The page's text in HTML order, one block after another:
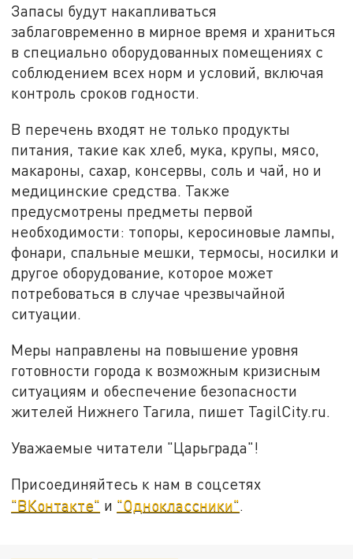
Запасы будут накапливаться
заблаговременно в мирное время и храниться
в специально оборудованных помещениях с
соблюдением всех норм и условий, включая
контроль сроков годности.
В перечень входят не только продукты
питания, такие как хлеб, мука, крупы, мясо,
макароны, сахар, консервы, соль и чай, но и
медицинские средства. Также
предусмотрены предметы первой
необходимости: топоры, керосиновые лампы,
фонари, спальные мешки, термосы, носилки и
другое оборудование, которое может
потребоваться в случае чрезвычайной
ситуации.
Меры направлены на повышение уровня
готовности города к возможным кризисным
ситуациям и обеспечение безопасности
жителей Нижнего Тагила, пишет TagilCity.ru.
Уважаемые читатели "Царьграда"!
Присоединяйтесь к нам в соцсетях
"ВКонтакте" и "Одноклассники".